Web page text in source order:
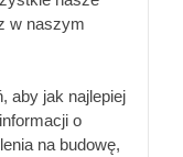
w naszym
aby jak najlepiej
o
na budowę,